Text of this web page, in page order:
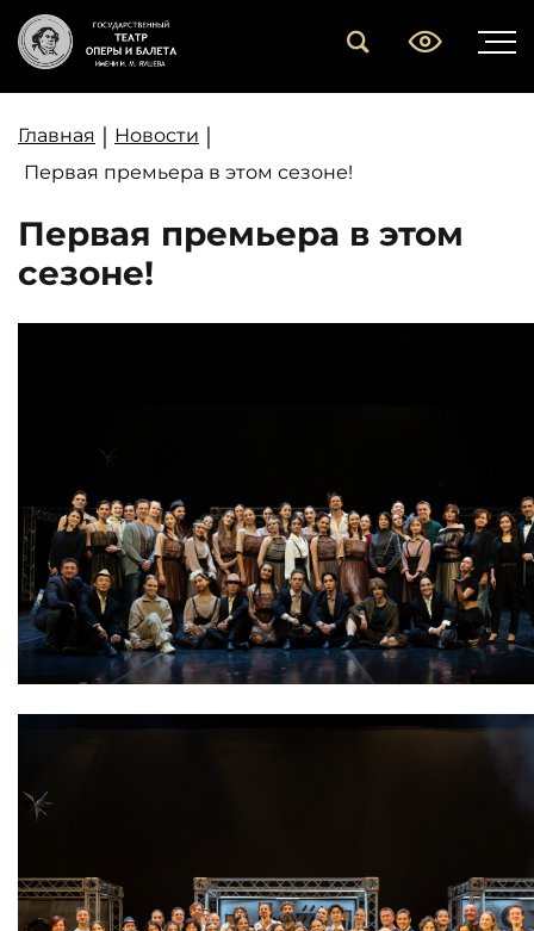
Главная | Новости |
Первая премьера в этом сезоне!
Первая премьера в этом
сезоне!